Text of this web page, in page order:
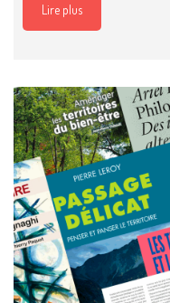
Lire plus